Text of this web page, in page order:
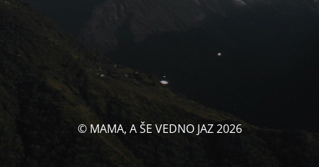
© MAMA, A ŠE VEDNO JAZ 2026